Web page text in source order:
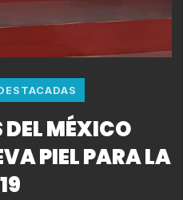
MÉXICO
PIEL PARA LA